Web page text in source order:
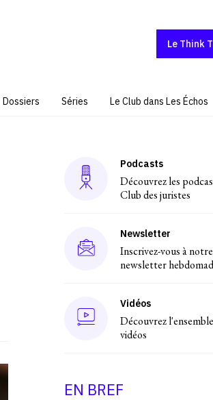
Le Think
Dossiers Séries Le Club dans Les Échos
Podcasts
Découvrez les
Club des juristes
Newsletter
Inscrivez-vous à notre
newsletter
Vidéos
Découvrez
vidéos
EN BREF